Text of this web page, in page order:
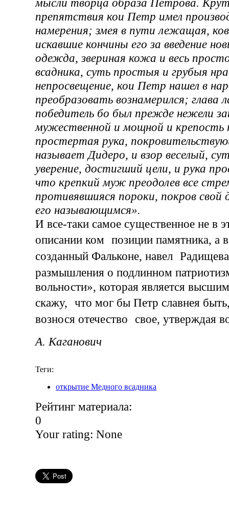
мысли творца образа Петрова.
препятствия кои Петр имел
намерения; змея в пути лежащая,
искавшие кончины его за введение
одежда, звериная кожа и весь
всадника, суть простыя и грубыя
непросвещение, кои Петр нашел в
преобразовать вознамерился; глава
победитель бо был прежде нежели
мужественной и мощной и крепость
простертая рука,
называет Дидеро, и взор веселый,
уверение, достигший цели, и рука
что крепкий муж преодолев все
противявшияся пороки, покров свой
его называющимся».
И все-таки самое существенное не в
описании ком позиции памятника, а
созданный Фальконе, навел
размышления о подлинном
вольности», которая является
скажу, что мог бы Петр славнея
вознося отечество свое, утверждая
А. Каганович
Теги:
открытие Медного всадника
Рейтинг материала:
0
Your rating: None